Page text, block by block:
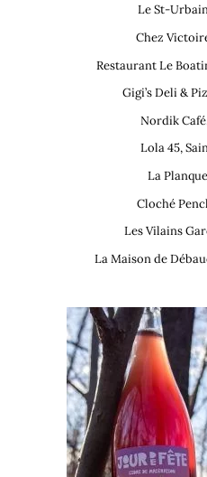
Le St-
Chez
Restaurant Le
Gigi’s Deli &
Nordik
Lola 45,
La
Cloché
Les Vilains
La Maison de